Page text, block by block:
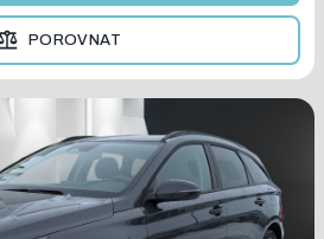
POROVNAT